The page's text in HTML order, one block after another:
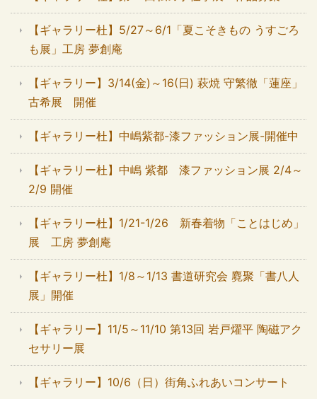
【ギャラリー杜】5/27～6/1「夏こそきもの うすごろ
も展」工房 夢創庵
【ギャラリー】3/14(金)～16(日) 萩焼 守繁徹「蓮座」
古希展 開催
【ギャラリー杜】中嶋紫都-漆ファッション展-開催中
【ギャラリー杜】中嶋 紫都 漆ファッション展 2/4～
2/9 開催
【ギャラリー杜】1/21-1/26 新春着物「ことはじめ」
展 工房 夢創庵
【ギャラリー杜】1/8～1/13 書道研究会 麑聚「書八人
展」開催
【ギャラリー】11/5～11/10 第13回 岩戸燿平 陶磁アク
セサリー展
【ギャラリー】10/6（日）街角ふれあいコンサート